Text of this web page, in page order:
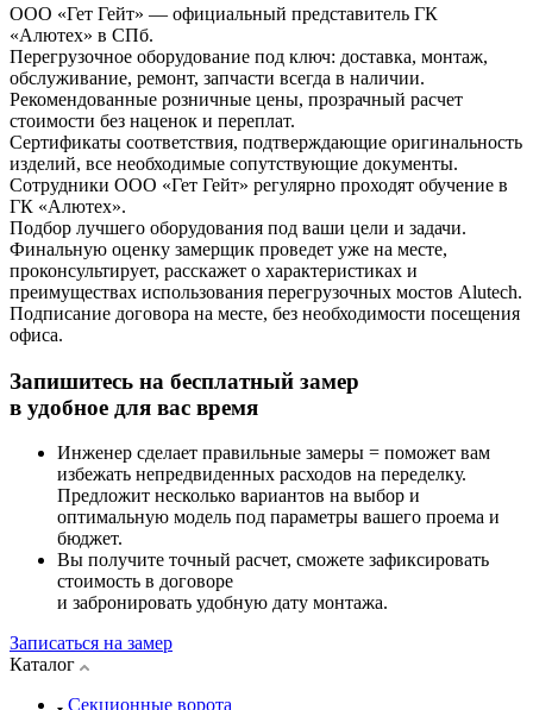
ООО «Гет Гейт» — официальный представитель ГК
«Алютех» в СПб.
Перегрузочное оборудование под ключ: доставка, монтаж,
обслуживание, ремонт, запчасти всегда в наличии.
Рекомендованные розничные цены, прозрачный расчет
стоимости без наценок и переплат.
Сертификаты соответствия, подтверждающие оригинальность
изделий, все необходимые сопутствующие документы.
Сотрудники ООО «Гет Гейт» регулярно проходят обучение в
ГК «Алютех».
Подбор лучшего оборудования под ваши цели и задачи.
Финальную оценку замерщик проведет уже на месте,
проконсультирует, расскажет о характеристиках и
преимуществах использования перегрузочных мостов Alutech.
Подписание договора на месте, без необходимости посещения
офиса.
Запишитесь на бесплатный замер
в удобное для вас время
Инженер сделает правильные замеры = поможет вам
избежать непредвиденных расходов на переделку.
Предложит несколько вариантов на выбор и
оптимальную модель под параметры вашего проема и
бюджет.
Вы получите точный расчет, сможете зафиксировать
стоимость в договоре
и забронировать удобную дату монтажа.
Записаться на замер
Каталог
Секционные ворота